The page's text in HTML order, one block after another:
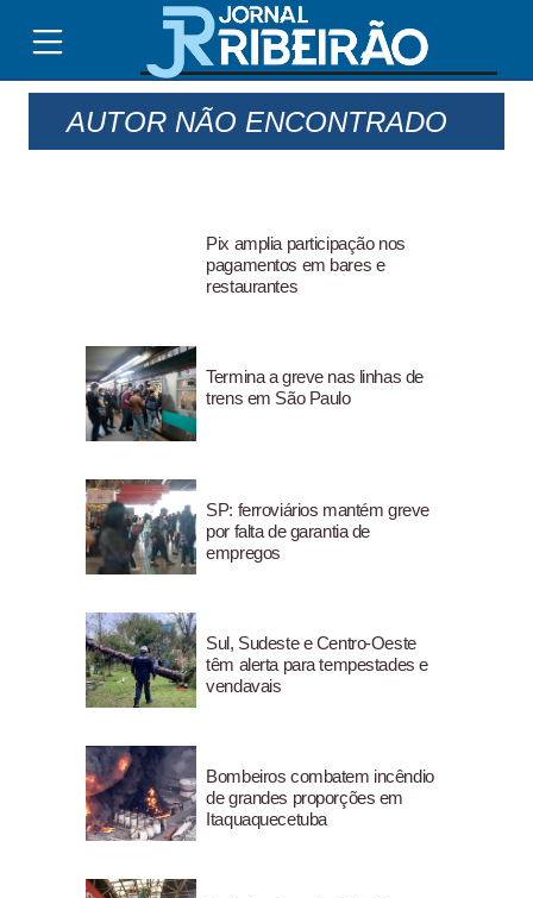
AUTOR NÃO ENCONTRADO
Pix amplia participação nos
pagamentos em bares e
restaurantes
Termina a greve nas linhas de
trens em São Paulo
SP: ferroviários mantém greve
por falta de garantia de
empregos
Sul, Sudeste e Centro-Oeste
têm alerta para tempestades e
vendavais
Bombeiros combatem incêndio
de grandes proporções em
Itaquaquecetuba